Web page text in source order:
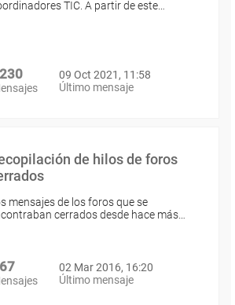
TIC. A partir de este…
09 Oct 2021, 11:58
Último mensaje
de hilos de foros
mensajes de los foros que se
cerrados desde hace más…
02 Mar 2016, 16:20
Último mensaje